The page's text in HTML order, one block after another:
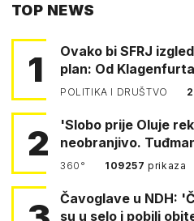
TOP NEWS
1
Ovako bi SFRJ
plan: Od
POLITIKA I DRUŠTVO
2
'Slobo prije Oluje
neobranjivo.
360° 109257prikaza
Čavoglave u NDH:
su u selo i pobili